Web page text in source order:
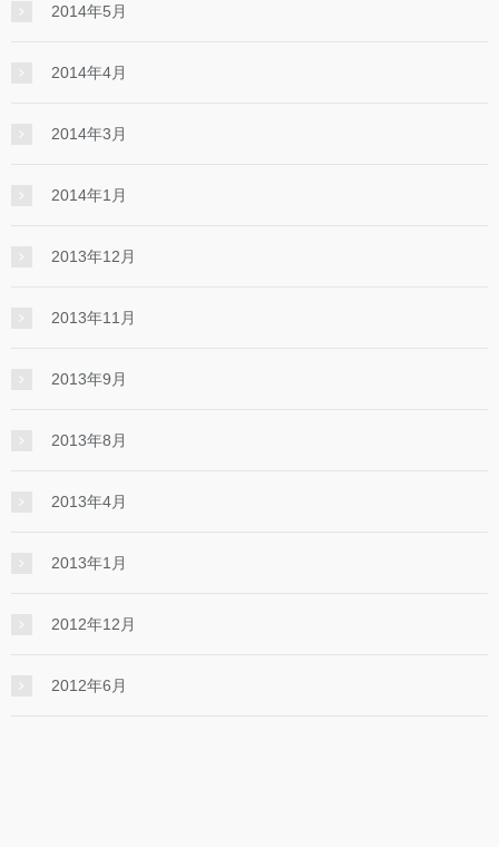
2014年5月
2014年4月
2014年3月
2014年1月
2013年12月
2013年11月
2013年9月
2013年8月
2013年4月
2013年1月
2012年12月
2012年6月